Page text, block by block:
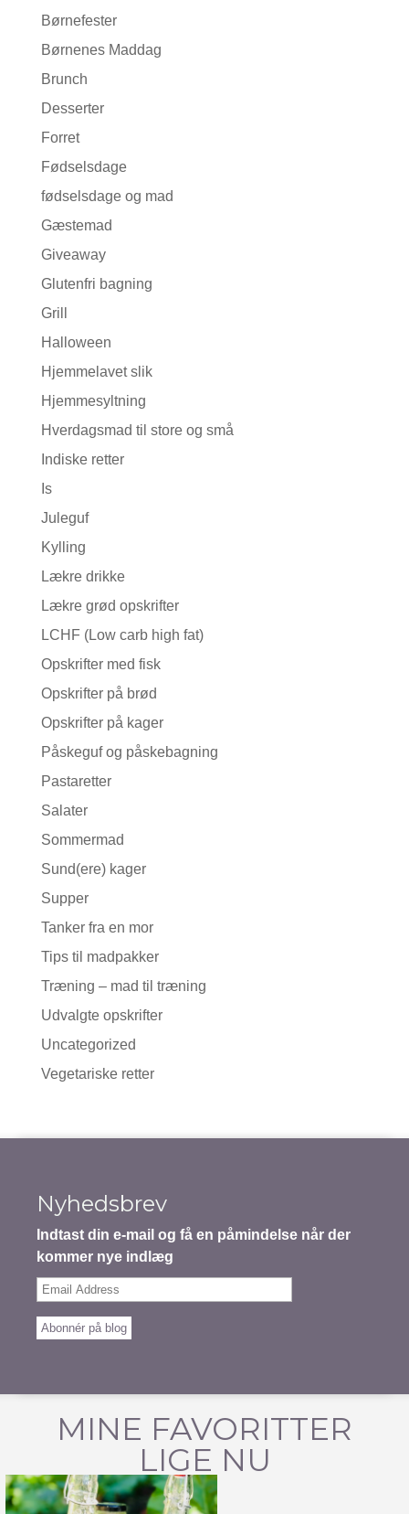
Børnefester
Børnenes Maddag
Brunch
Desserter
Forret
Fødselsdage
fødselsdage og mad
Gæstemad
Giveaway
Glutenfri bagning
Grill
Halloween
Hjemmelavet slik
Hjemmesyltning
Hverdagsmad til store og små
Indiske retter
Is
Juleguf
Kylling
Lækre drikke
Lækre grød opskrifter
LCHF (Low carb high fat)
Opskrifter med fisk
Opskrifter på brød
Opskrifter på kager
Påskeguf og påskebagning
Pastaretter
Salater
Sommermad
Sund(ere) kager
Supper
Tanker fra en mor
Tips til madpakker
Træning – mad til træning
Udvalgte opskrifter
Uncategorized
Vegetariske retter
Nyhedsbrev
Indtast din e-mail og få en påmindelse når der
kommer nye indlæg
Email
Abonnér på blog
MINE FAVORITTER
LIGE NU